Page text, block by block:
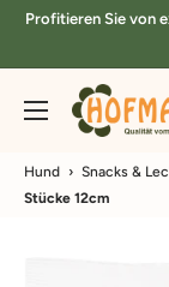
DirektProfitieren Sie von
hofmax.de
Hund › Snacks &
Stücke 12cm